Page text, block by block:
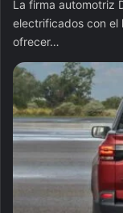
La firma automotriz
electrificados con el
ofrecer…